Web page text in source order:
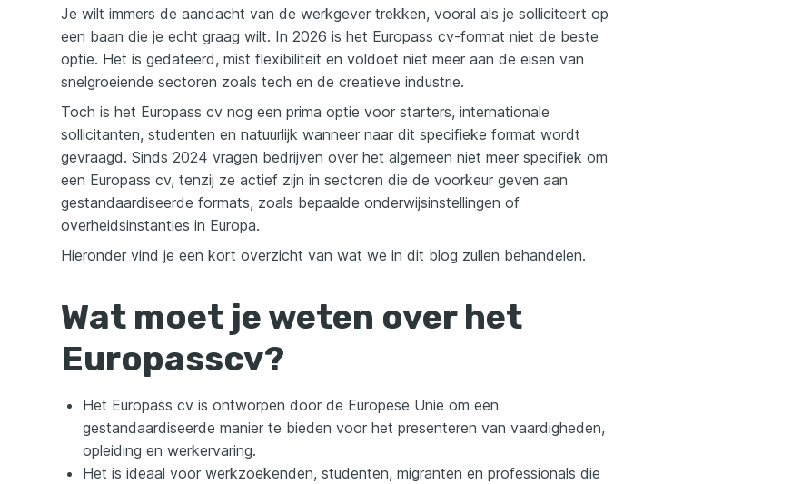
Je wilt immers de aandacht van de werkgever trekken, vooral als je solliciteert op
een baan die je echt graag wilt. In 2026 is het Europass cv-format niet de beste
optie. Het is gedateerd, mist flexibiliteit en voldoet niet meer aan de eisen van
snelgroeiende sectoren zoals tech en de creatieve industrie.
Toch is het Europass cv nog een prima optie voor starters, internationale
sollicitanten, studenten en natuurlijk wanneer naar dit specifieke format wordt
gevraagd. Sinds 2024 vragen bedrijven over het algemeen niet meer specifiek om
een Europass cv, tenzij ze actief zijn in sectoren die de voorkeur geven aan
gestandaardiseerde formats, zoals bepaalde onderwijsinstellingen of
overheidsinstanties in Europa.
Hieronder vind je een kort overzicht van wat we in dit blog zullen behandelen.
Wat moet je weten over het
Europasscv?
Het Europass cv is ontworpen door de Europese Unie om een
gestandaardiseerde manier te bieden voor het presenteren van vaardigheden,
opleiding en werkervaring.
Het is ideaal voor werkzoekenden, studenten, migranten en professionals die